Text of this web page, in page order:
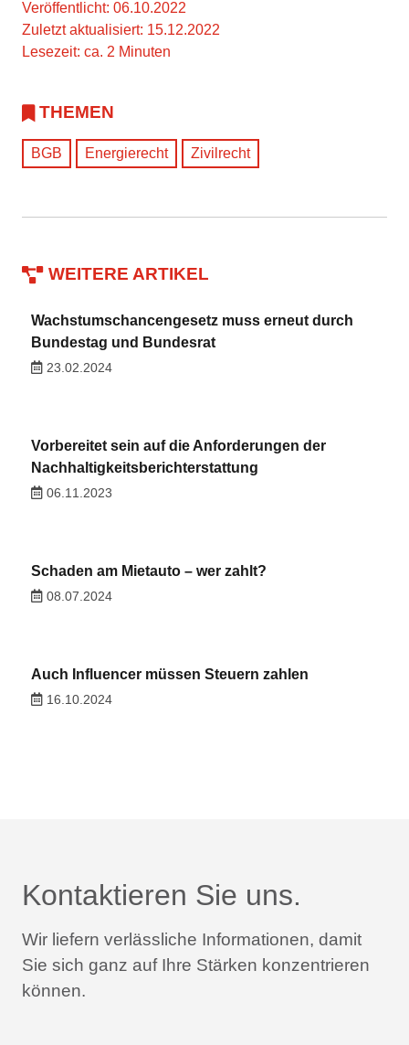
Veröffentlicht: 06.10.2022
Zuletzt aktualisiert: 15.12.2022
Lesezeit: ca. 2 Minuten
THEMEN
BGB Energierecht Zivilrecht
WEITERE ARTIKEL
Wachstumschancengesetz muss erneut durch
Bundestag und Bundesrat
23.02.2024
Vorbereitet sein auf die Anforderungen der
Nachhaltigkeitsberichterstattung
06.11.2023
Schaden am Mietauto – wer zahlt?
08.07.2024
Auch Influencer müssen Steuern zahlen
16.10.2024
Kontaktieren Sie uns.
Wir liefern verlässliche Informationen, damit
Sie sich ganz auf Ihre Stärken konzentrieren
können.